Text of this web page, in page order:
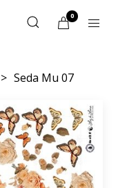
0
Seda Mu 07